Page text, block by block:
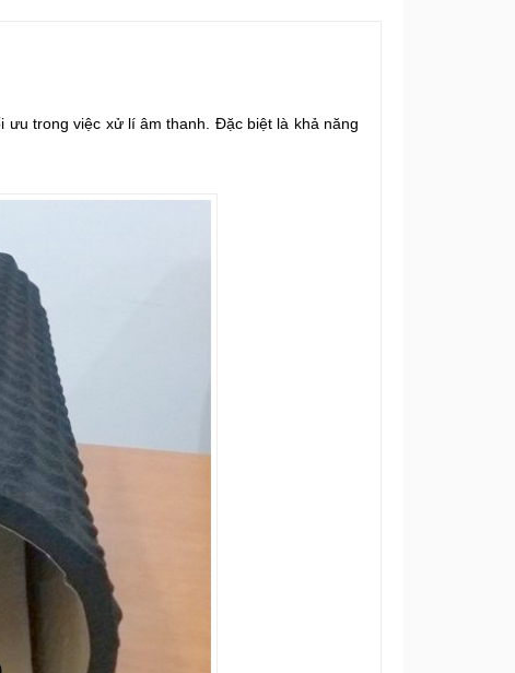
trong việc xử lí âm thanh. Đặc biệt là khả năng